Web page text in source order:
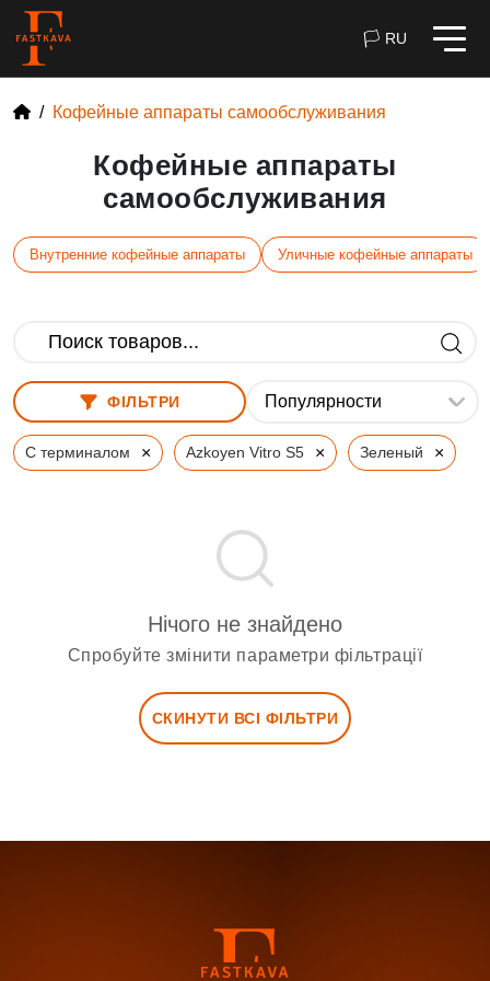
🏳 RU
Кофейные аппараты самообслуживания
Кофейные аппараты
самообслуживания
Внутренние кофейные аппараты Уличные кофейные аппараты
ФІЛЬТРИ
С терминалом × Azkoyen Vitro S5 × Зеленый ×
Нічого не знайдено
Спробуйте змінити параметри фільтрації
СКИНУТИ ВСІ ФІЛЬТРИ